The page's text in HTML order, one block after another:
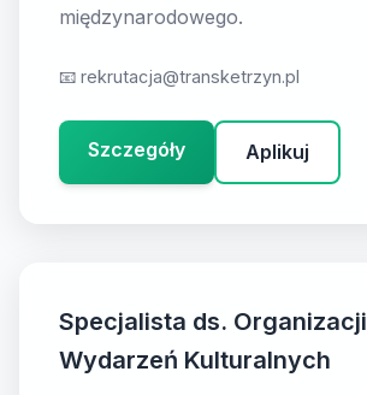
międzynarodowego.
📧 rekrutacja@transketrzyn.pl
Szczegóły Aplikuj
Specjalista ds. Organizacji
Wydarzeń Kulturalnych